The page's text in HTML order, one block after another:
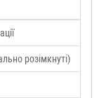
розімкнуті)